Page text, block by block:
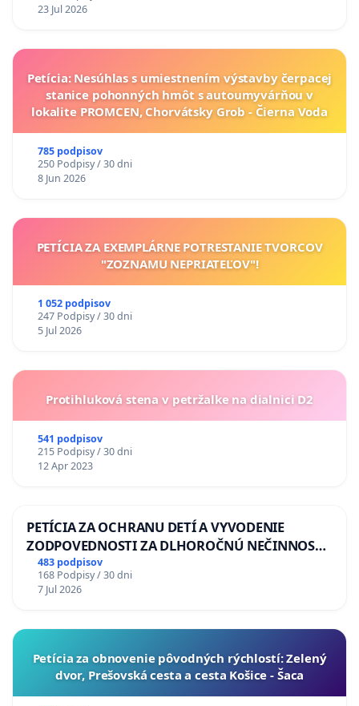
23 Jul 2026
Petícia: Nesúhlas s umiestnením výstavby čerpacej
stanice pohonných hmôt s autoumyvárňou v
lokalite PROMCEN, Chorvátsky Grob - Čierna Voda
785 podpisov
250 Podpisy / 30 dni
8 Jun 2026
PETÍCIA ZA EXEMPLÁRNE POTRESTANIE TVORCOV
"ZOZNAMU NEPRIATEĽOV"!
1 052 podpisov
247 Podpisy / 30 dni
5 Jul 2026
Protihluková stena v petržalke na dialnici D2
541 podpisov
215 Podpisy / 30 dni
12 Apr 2023
PETÍCIA ZA OCHRANU DETÍ A VYVODENIE
ZODPOVEDNOSTI ZA DLHOROČNÚ NEČINNOSŤ
A ZLYHANIE ŠTÁTU
483 podpisov
168 Podpisy / 30 dni
7 Jul 2026
​Petícia za obnovenie pôvodných rýchlostí: Zelený
dvor, Prešovská cesta a cesta Košice - Šaca